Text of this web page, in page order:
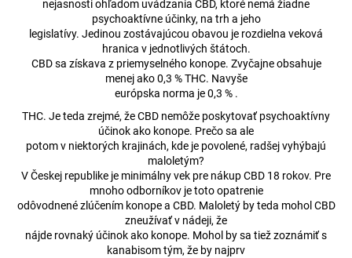
nejasnosti ohľadom uvádzania CBD, ktoré nemá žiadne
psychoaktívne účinky, na trh a jeho
legislatívy. Jedinou zostávajúcou obavou je rozdielna veková
hranica v jednotlivých štátoch.
CBD sa získava z priemyselného konope. Zvyčajne obsahuje
menej ako 0,3 % THC. Navyše
európska norma je 0,3 % .
THC. Je teda zrejmé, že CBD nemôže poskytovať psychoaktívny
účinok ako konope. Prečo sa ale
potom v niektorých krajinách, kde je povolené, radšej vyhýbajú
maloletým?
V Českej republike je minimálny vek pre nákup CBD 18 rokov. Pre
mnoho odborníkov je toto opatrenie
odôvodnené zlúčením konope a CBD. Maloletý by teda mohol CBD
zneužívať v nádeji, že
nájde rovnaký účinok ako konope. Mohol by sa tiež zoznámiť s
kanabisom tým, že by najprv
m
e
CBD